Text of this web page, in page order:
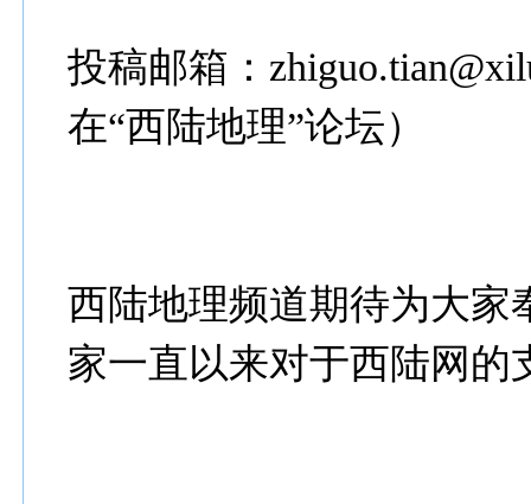
投稿邮箱：
在“西陆地理”论坛）
西陆地理频道期待为大家
家一直以来对于西陆网的